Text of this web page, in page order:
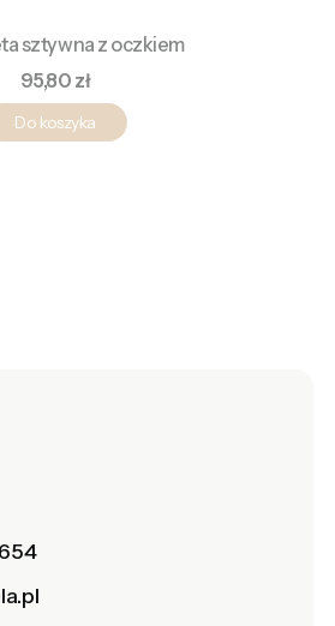
sztywna z oczkiem
Cena
95,80 zł
Do koszyka